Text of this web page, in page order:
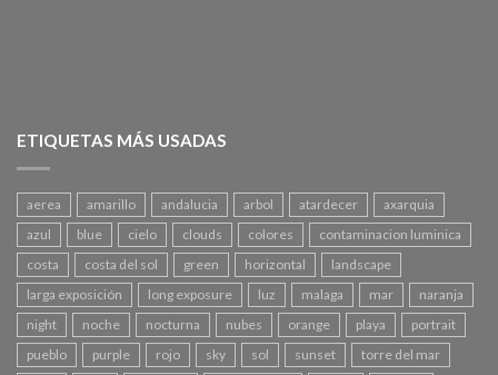
ETIQUETAS MÁS USADAS
aerea amarillo andalucia arbol atardecer
axarquia
azul
blue cielo clouds colores
contaminacion luminica
costa
costa del sol green horizontal
landscape
larga exposición
long exposure luz malaga mar
naranja
night
noche nocturna nubes orange playa
portrait
pueblo
purple rojo sky sol sunset
torre del mar